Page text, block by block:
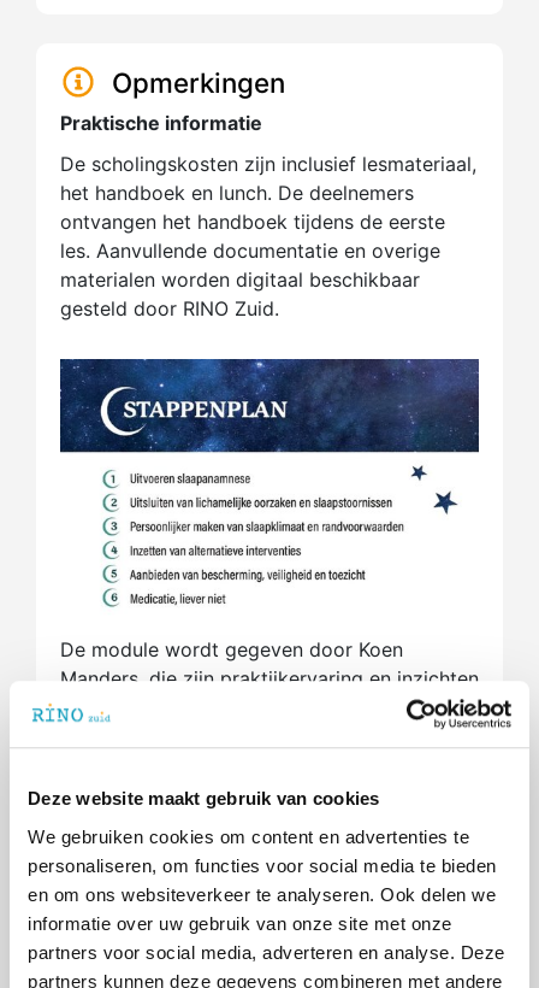
Deze website maakt gebruik van cookies
We gebruiken cookies om content en advertenties te
personaliseren, om functies voor social media te bieden
en om ons websiteverkeer te analyseren. Ook delen we
informatie over uw gebruik van onze site met onze
partners voor social media, adverteren en analyse. Deze
partners kunnen deze gegevens combineren met andere
Opmerkingen
Praktische informatie
De scholingskosten zijn inclusief lesmateriaal,
het handboek en lunch. De deelnemers
ontvangen het handboek tijdens de eerste
les. Aanvullende documentatie en overige
materialen worden digitaal beschikbaar
gesteld door RINO Zuid.
De module wordt gegeven door Koen
Manders, die zijn praktijkervaring en inzichten
uit zijn boek meeneemt in het onderwijs. De
start is in het najaar. Bij inschrijving ontvang